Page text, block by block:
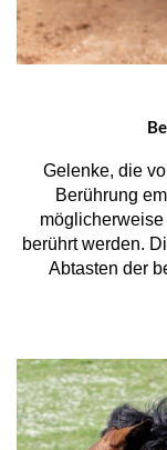
Gelenke, die
Berührung
berührt werden.
Abtasten der